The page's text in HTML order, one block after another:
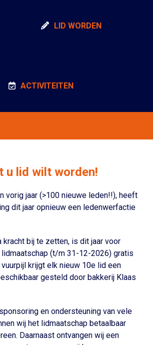
LID WORDEN
ACTIVITEITEN
u lid wilt worden!
vorig jaar (>100 nieuwe leden!!), heeft
dit jaar opnieuw een ledenwerfactie
kracht bij te zetten, is dit jaar voor
(t/m 31-12-2026) gratis
krijgt elk nieuw 10e lid een
gesteld door bakkerij Klaas
en ondersteuning van vele
wij het lidmaatschap betaalbaar
Daarnaast ontvangen wij een